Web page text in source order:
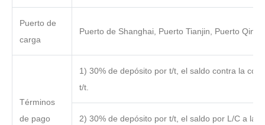
Puerto de
carga
Puerto de Shanghai, Puerto Tianjin, Puerto
Términos
de pago
1) 30% de depósito por t/t, el saldo contra la
t/t.
2) 30% de depósito por t/t, el saldo por L/C a la